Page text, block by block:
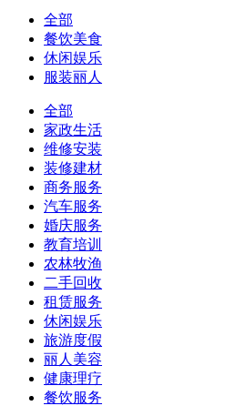
全部
餐饮美食
休闲娱乐
服装丽人
全部
家政生活
维修安装
装修建材
商务服务
汽车服务
婚庆服务
教育培训
农林牧渔
二手回收
租赁服务
休闲娱乐
旅游度假
丽人美容
健康理疗
餐饮服务